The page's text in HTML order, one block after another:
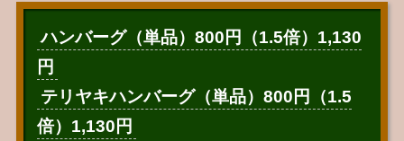
ハンバーグ（単品）800円（1.5倍）1,130
円
テリヤキハンバーグ（単品）800円（1.5
倍）1,130円